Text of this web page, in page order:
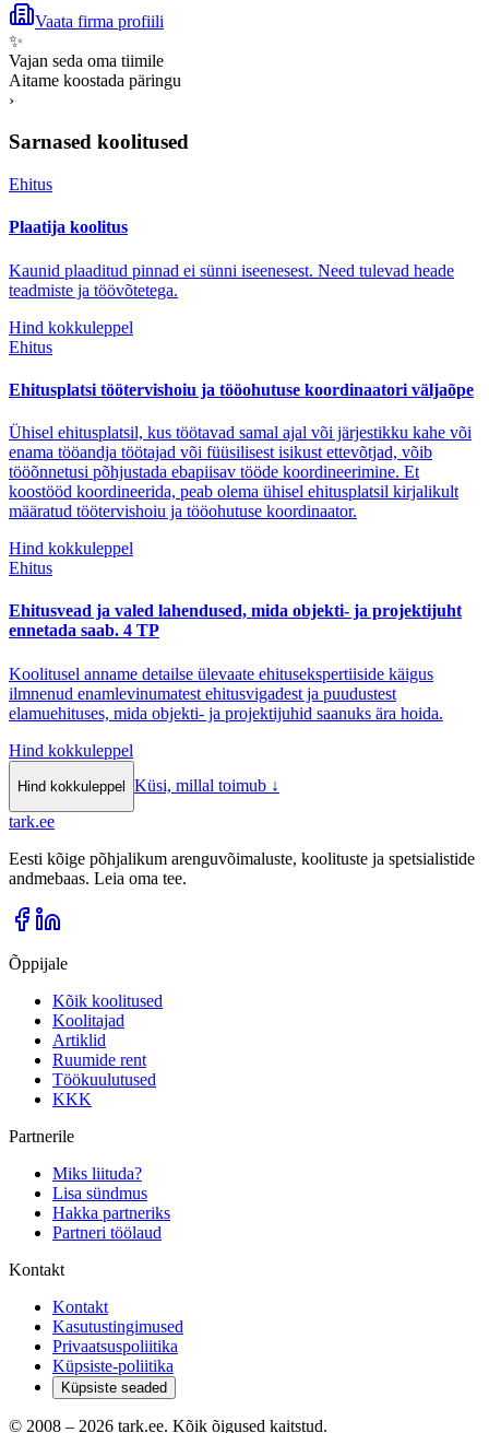
Vaata firma profiili
✨
Vajan seda oma tiimile
Aitame koostada päringu
›
Sarnased koolitused
Ehitus
Plaatija koolitus
Kaunid plaaditud pinnad ei sünni iseenesest. Need tulevad heade
teadmiste ja töövõtetega.
Hind kokkuleppel
Ehitus
Ehitusplatsi töötervishoiu ja tööohutuse koordinaatori väljaõpe
Ühisel ehitusplatsil, kus töötavad samal ajal või järjestikku kahe või
enama tööandja töötajad või füüsilisest isikust ettevõtjad, võib
tööõnnetusi põhjustada ebapiisav tööde koordineerimine. Et
koostööd koordineerida, peab olema ühisel ehitusplatsil kirjalikult
määratud töötervishoiu ja tööohutuse koordinaator.
Hind kokkuleppel
Ehitus
Ehitusvead ja valed lahendused, mida objekti- ja projektijuht
ennetada saab. 4 TP
Koolitusel anname detailse ülevaate ehitusekspertiiside käigus
ilmnenud enamlevinumatest ehitusvigadest ja puudustest
elamuehituses, mida objekti- ja projektijuhid saanuks ära hoida.
Hind kokkuleppel
Hind kokkuleppel Küsi, millal toimub ↓
tark.ee
Eesti kõige põhjalikum arenguvõimaluste, koolituste ja spetsialistide
andmebaas. Leia oma tee.
Õppijale
Kõik koolitused
Koolitajad
Artiklid
Ruumide rent
Töökuulutused
KKK
Partnerile
Miks liituda?
Lisa sündmus
Hakka partneriks
Partneri töölaud
Kontakt
Kontakt
Kasutustingimused
Privaatsuspoliitika
Küpsiste-poliitika
Küpsiste seaded
© 2008 – 2026 tark.ee. Kõik õigused kaitstud.